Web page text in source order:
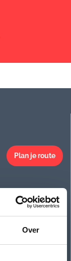
Over
Plan je route
Gesloten
09:30 - 18:00
09:30 - 21:00